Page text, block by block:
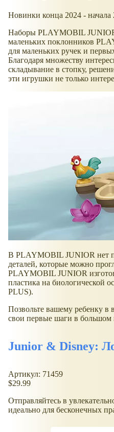
Новинки конца 2024 - начала
Наборы PLAYMOBIL
маленьких поклонников
для маленьких ручек и
Благодаря множеству
складывание в стопку,
эти игрушки не только
В PLAYMOBIL JUNIOR нет
деталей, которые можно
PLAYMOBIL JUNIOR
пластика на биологической
PLUS).
Позвольте вашему ребенку в
свои первые шаги в
Junior & Disney:
Артикул: 71459
$29.99
Отправляйтесь в
идеально для бесконечных